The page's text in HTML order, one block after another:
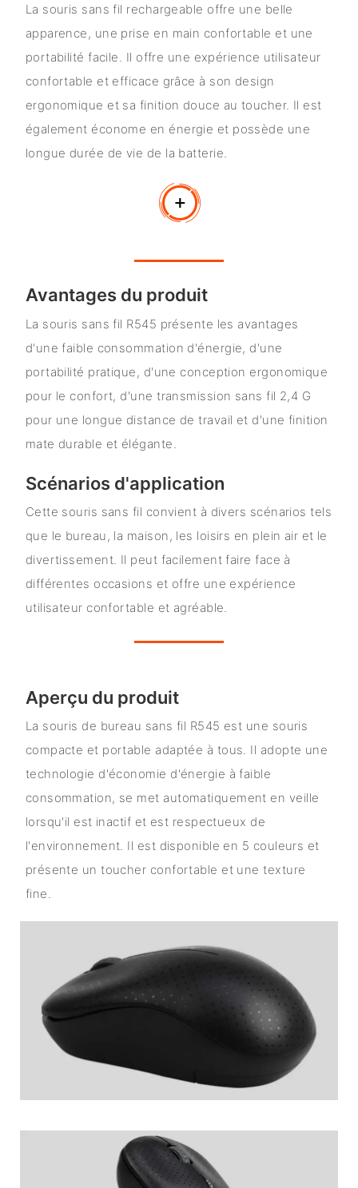
La souris sans fil rechargeable offre une belle
apparence, une prise en main confortable et une
portabilité facile. Il offre une expérience utilisateur
confortable et efficace grâce à son design
ergonomique et sa finition douce au toucher. Il est
également économe en énergie et possède une
longue durée de vie de la batterie.
Avantages du produit
La souris sans fil R545 présente les avantages
d'une faible consommation d'énergie, d'une
portabilité pratique, d'une conception ergonomique
pour le confort, d'une transmission sans fil 2,4 G
pour une longue distance de travail et d'une finition
mate durable et élégante.
Scénarios d'application
Cette souris sans fil convient à divers scénarios tels
que le bureau, la maison, les loisirs en plein air et le
divertissement. Il peut facilement faire face à
différentes occasions et offre une expérience
utilisateur confortable et agréable.
Aperçu du produit
La souris de bureau sans fil R545 est une souris
compacte et portable adaptée à tous. Il adopte une
technologie d'économie d'énergie à faible
consommation, se met automatiquement en veille
lorsqu'il est inactif et est respectueux de
l'environnement. Il est disponible en 5 couleurs et
présente un toucher confortable et une texture
fine.